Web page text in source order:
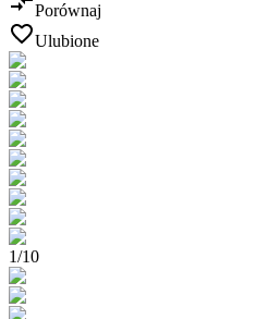
Porównaj
Ulubione
1/10